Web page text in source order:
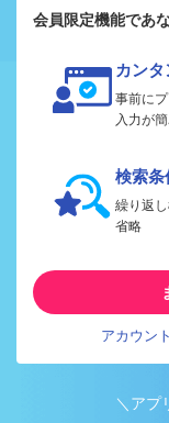
会員限定機能であ
カン
事前に
入力が
検索条
繰り返
省略
アカウン
＼アプ